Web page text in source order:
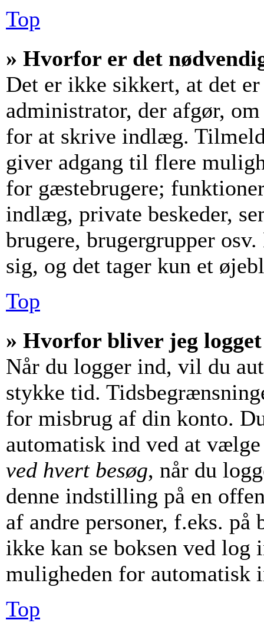
Top
» Hvorfor er det
Det er ikke sikkert, at det
administrator, der afgør,
for at skrive indlæg.
giver adgang til flere
for gæstebrugere;
indlæg, private beskeder,
brugere, brugergrupper
sig, og det tager kun et
Top
» Hvorfor bliver jeg
Når du logger ind, vil du
stykke tid.
for misbrug af din konto.
automatisk ind ved at
ved hvert besøg, når du
denne indstilling på en
af andre personer, f.eks.
ikke kan se boksen ved log
muligheden for automatisk
Top